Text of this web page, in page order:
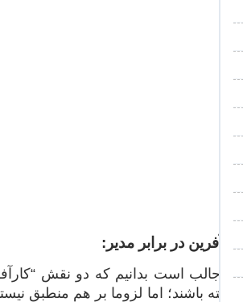
کارآفرین در برابر مدیر:
اما جالب است بدانیم که دو نقش
داشته باشند؛ اما لزوما بر هم منطبق